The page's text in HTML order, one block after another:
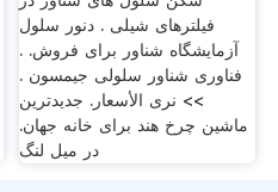
فیلترهای شیلی . دنور سلول
آزمایشگاه شناور برای فروش. .
فناوری شناور سلولی جیمسون .
>> نرى الأسعار. جدیدترین
ماشین چرخ هند برای خانه جهان.
در میل لنگ